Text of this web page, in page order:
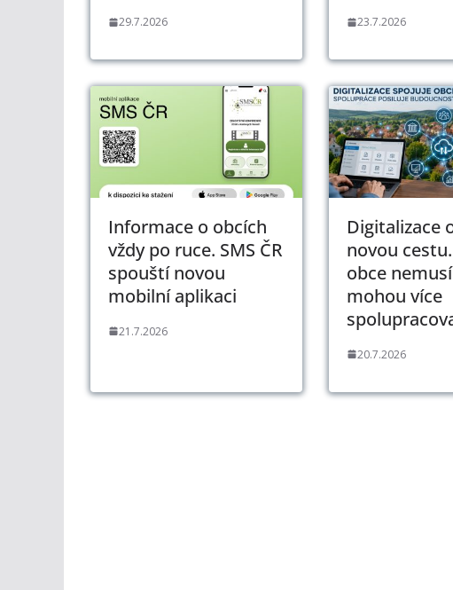
29.7.2026 23.7.2026
Informace o obcích
vždy po ruce. SMS ČR
spouští novou
mobilní aplikaci
21.7.2026
Digitalizace
novou
obce
mohou více
20.7.2026